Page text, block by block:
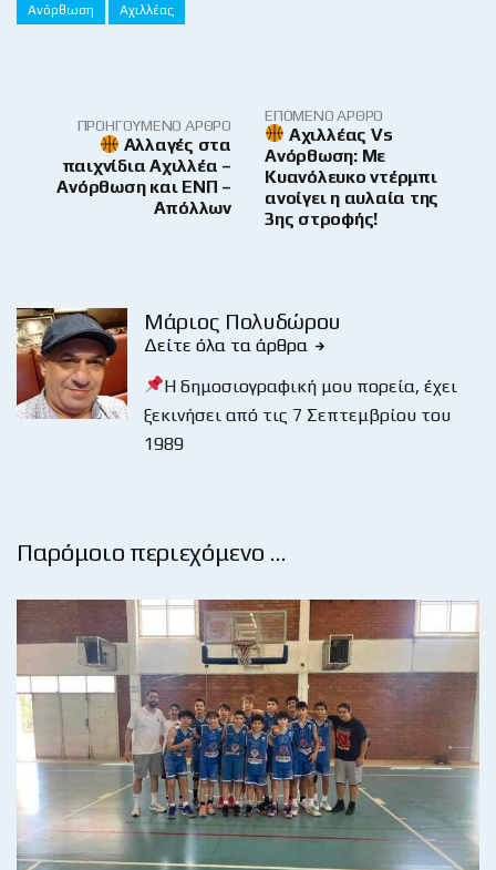
Ανόρθωση Αχιλλέας
ΠΡΟΗΓΟΎΜΕΝΟ ΆΡΘΡΟ
Αλλαγές στα
παιχνίδια Αχιλλέα –
Ανόρθωση και ΕΝΠ –
Απόλλων
ΕΠΌΜΕΝΟ ΆΡΘΡΟ
Aχιλλέας Vs
Ανόρθωση: Με
Κυανόλευκο ντέρμπι
ανοίγει η αυλαία της
3ης στροφής!
Μάριος Πολυδώρου
Δείτε όλα τα άρθρα
Η δημοσιογραφική μου πορεία, έχει
ξεκινήσει από τις 7 Σεπτεμβρίου του
1989
Παρόμοιο περιεχόμενο …